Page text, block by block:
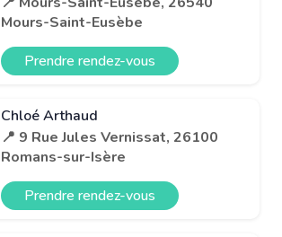
Mours-Saint-Eusèbe
Prendre rendez-vous
Chloé Arthaud
📍 9 Rue Jules Vernissat, 26100
Romans-sur-Isère
Prendre rendez-vous